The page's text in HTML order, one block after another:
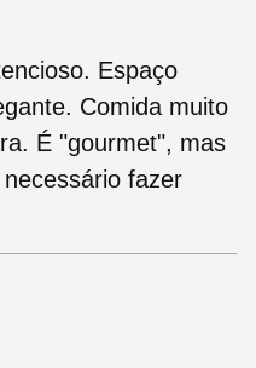
Espaço
Comida muito
É "gourmet", mas
fazer